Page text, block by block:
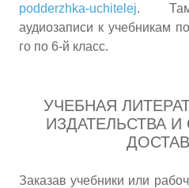
podderzhka-uchitelej.
аудиозаписи к учебникам
го по 6-й класс.
УЧЕБНАЯ
ИЗДАТЕЛЬСТВА
Заказав учебники или